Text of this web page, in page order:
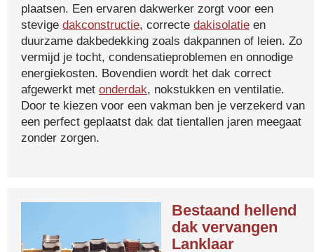
plaatsen. Een ervaren dakwerker zorgt voor een
stevige dakconstructie, correcte dakisolatie en
duurzame dakbedekking zoals dakpannen of leien. Zo
vermijd je tocht, condensatieproblemen en onnodige
energiekosten. Bovendien wordt het dak correct
afgewerkt met onderdak, nokstukken en ventilatie.
Door te kiezen voor een vakman ben je verzekerd van
een perfect geplaatst dak dat tientallen jaren meegaat
zonder zorgen.
Bestaand hellend
dak vervangen
Lanklaar